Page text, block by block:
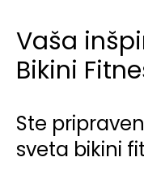
Vaša
Bikini
Ste
sveta bikini